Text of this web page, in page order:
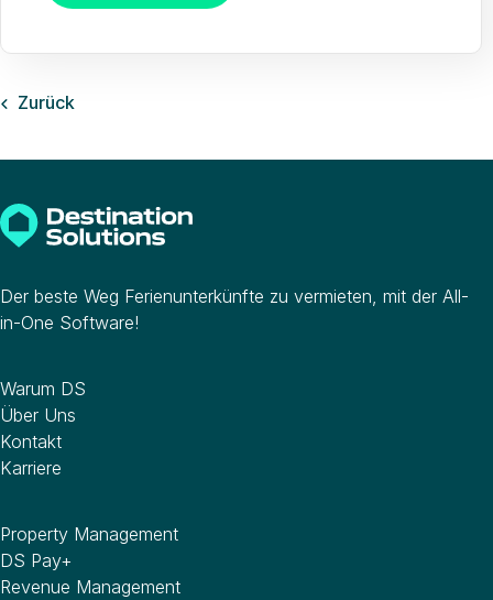
 Zurück
Der beste Weg Ferienunterkünfte zu vermieten, mit der All-
in-One Software!
Warum DS
Über Uns
Kontakt
Karriere
Property Management
DS Pay+
Revenue Management